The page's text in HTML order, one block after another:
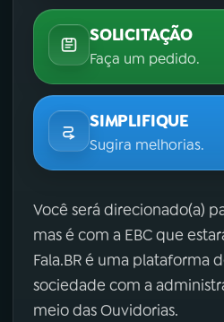
SOLICITAÇÃO
Faça um pedido.
SIMPLIFIQUE
Sugira melhorias.
Você será direcionado(a)
mas é com a EBC que
Fala.BR é uma plataforma
sociedade com a
meio das Ouvidorias.